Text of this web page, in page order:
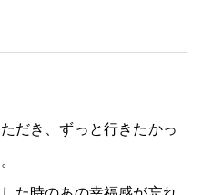
だき、ずっと行きたかっ